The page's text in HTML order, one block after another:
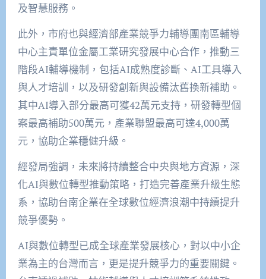
及智慧服務。
此外，市府也與經濟部產業競爭力輔導團南區輔導
中心主責單位金屬工業研究發展中心合作，推動三
階段AI輔導機制，包括AI成熟度診斷、AI工具導入
與人才培訓，以及研發創新與設備汰舊換新補助。
其中AI導入部分最高可獲42萬元支持，研發轉型個
案最高補助500萬元，產業聯盟最高可達4,000萬
元，協助企業穩健升級。
經發局強調，未來將持續整合中央與地方資源，深
化AI與數位轉型推動策略，打造完善產業升級生態
系，協助台南企業在全球數位經濟浪潮中持續提升
競爭優勢。
AI與數位轉型已成全球產業發展核心，對以中小企
業為主的台灣而言，更是提升競爭力的重要關鍵。